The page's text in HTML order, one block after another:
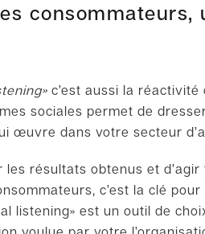
» c’est aussi la
sociales permet de
œuvre dans votre secteur
les résultats obtenus et
c’est la clé
listening» est un outil de